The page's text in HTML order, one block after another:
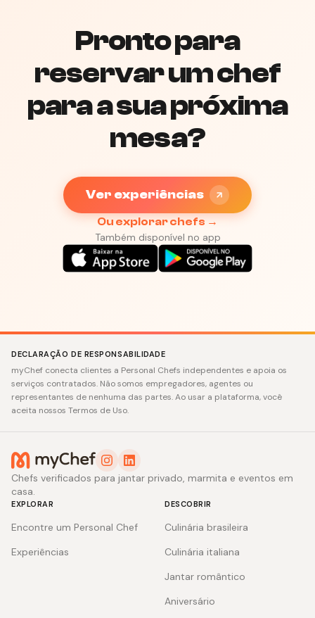
Ver e reservar Ver e reservar
Pronto para
reservar um chef
para a sua próxima
mesa?
Ver experiências
Ou explorar chefs →
Também disponível no app
DECLARAÇÃO DE RESPONSABILIDADE
myChef conecta clientes a Personal Chefs independentes e apoia os
serviços contratados. Não somos empregadores, agentes ou
representantes de nenhuma das partes. Ao usar a plataforma, você
aceita nossos Termos de Uso.
Chefs verificados para jantar privado, marmita e eventos em
casa.
EXPLORAR
Encontre um Personal Chef
Experiências
DESCOBRIR
Culinária brasileira
Culinária italiana
Jantar romântico
Aniversário